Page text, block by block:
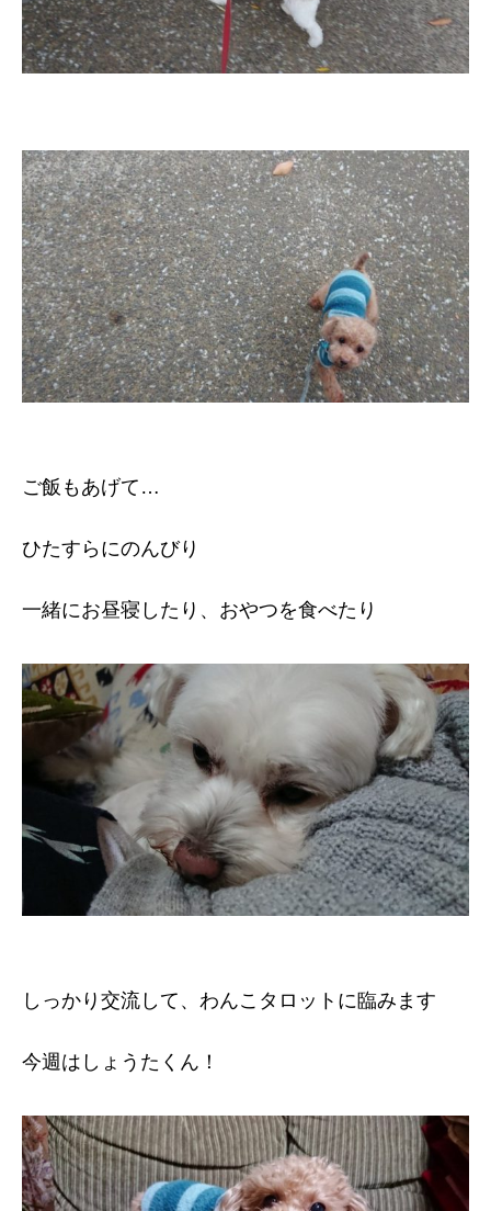
ご飯もあげて…
ひたすらにのんびり
一緒にお昼寝したり、おやつを食べたり
しっかり交流して、わんこタロットに臨みます
今週はしょうたくん！